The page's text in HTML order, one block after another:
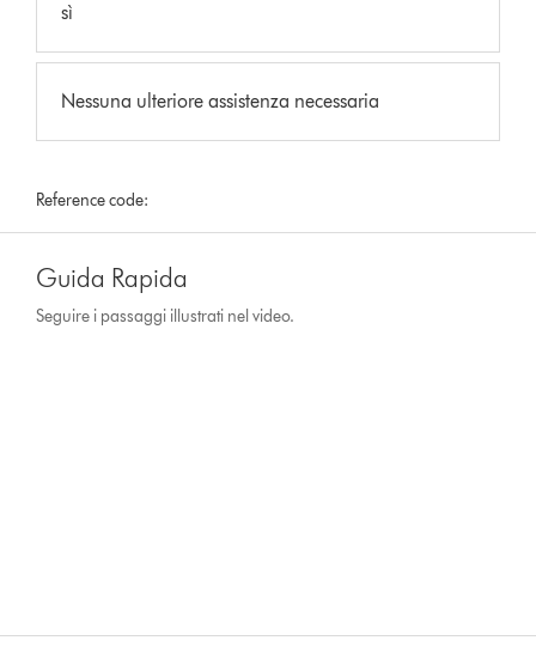
sì
Nessuna ulteriore assistenza necessaria
Reference code:
Guida Rapida
Seguire i passaggi illustrati nel video.